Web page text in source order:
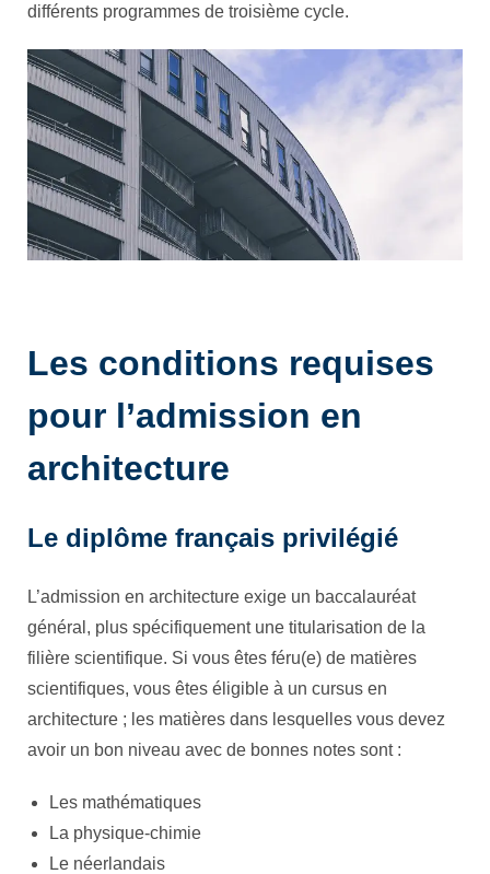
différents programmes de troisième cycle.
Les conditions requises
pour l’admission en
architecture
Le diplôme français privilégié
L’admission en architecture exige un baccalauréat
général, plus spécifiquement une titularisation de la
filière scientifique. Si vous êtes féru(e) de matières
scientifiques, vous êtes éligible à un cursus en
architecture ; les matières dans lesquelles vous devez
avoir un bon niveau avec de bonnes notes sont :
Les mathématiques
La physique-chimie
Le néerlandais